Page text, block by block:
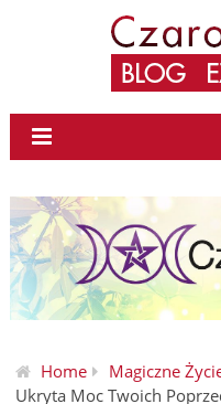
Home Magiczne
Ukryta Moc Twoich